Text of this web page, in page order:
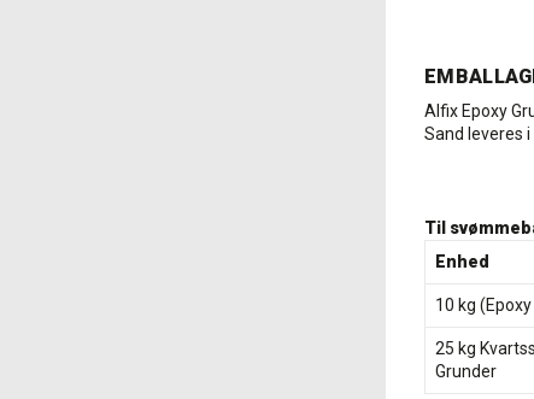
Alfix Epoxy
Sand leveres i
Til
Enhed
10 kg
25 kg
Grunder